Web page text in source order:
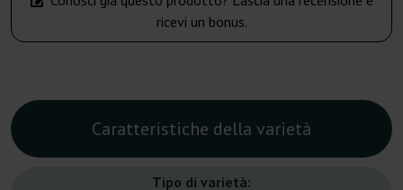
ricevi un bonus.
Caratteristiche della varietà
Tipo di varietà: